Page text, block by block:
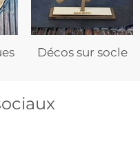
Décos sur socle